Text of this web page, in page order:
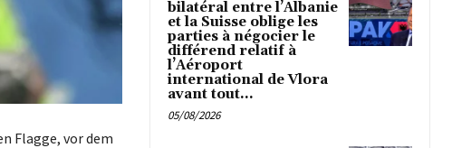
Flagge, vor dem
bilatéral entre l’Albanie
et la Suisse oblige les
parties à négocier le
différend relatif à
l’Aéroport
international de Vlora
avant tout...
05/08/2026